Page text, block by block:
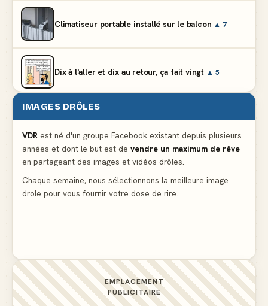
Climatiseur portable installé sur le balcon ▲ 7
Dix à l'aller et dix au retour, ça fait vingt ▲ 5
Et vous prétendez que la lumière du frigo s'éteint
Lidl propose un climatiseur avec gants de boxe et
IMAGES DRÔLES
VDR est né d'un groupe Facebook existant depuis plusieurs
années et dont le but est de vendre un maximum de rêve
en partageant des images et vidéos drôles.
Chaque semaine, nous sélectionnons la meilleure image
drole pour vous fournir votre dose de rire.
EMPLACEMENT
PUBLICITAIRE